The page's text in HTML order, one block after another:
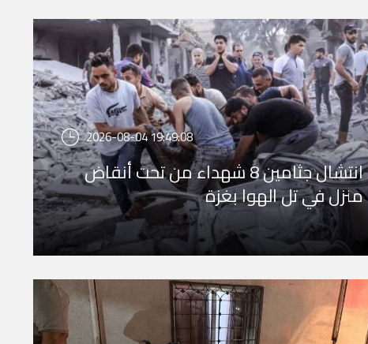
2026-08-04 19:49:08
انتشال جثامين 8 شهداء من تحت أنقاض
منزل في تل الهوا بغزة